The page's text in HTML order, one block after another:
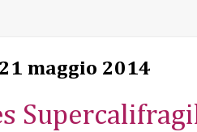
maggio 2014